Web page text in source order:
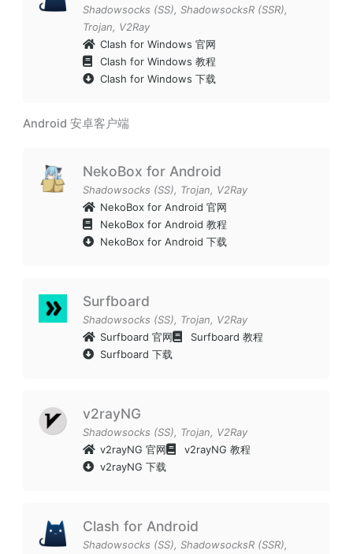
Shadowsocks (SS), ShadowsocksR (SSR),
Trojan, V2Ray
Clash for Windows 官网
Clash for Windows 教程
Clash for Windows 下载
Android 安卓客户端
NekoBox for Android
Shadowsocks (SS), Trojan, V2Ray
NekoBox for Android 官网
NekoBox for Android 教程
NekoBox for Android 下载
Surfboard
Shadowsocks (SS), Trojan, V2Ray
Surfboard 官网
Surfboard 教程
Surfboard 下载
v2rayNG
Shadowsocks (SS), Trojan, V2Ray
v2rayNG 官网
v2rayNG 教程
v2rayNG 下载
Clash for Android
Shadowsocks (SS), ShadowsocksR (SSR),